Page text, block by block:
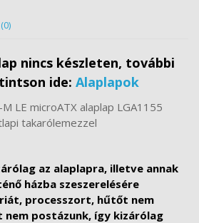
nincs készleten, további
ide: Alaplapok
LE microATX alaplap LGA1155
takarólemezzel
az alaplapra, illetve annak
házba szeszerelésére
processzort, hűtőt nem
postázunk, így kizárólag